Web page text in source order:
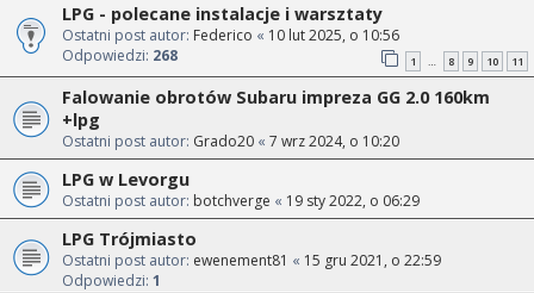
LPG - polecane instalacje i warsztaty
Ostatni post autor: Federico « 10 lut 2025, o 10:56
Odpowiedzi: 268 1 … 8 9 10 11
Falowanie obrotów Subaru impreza GG 2.0 160km
+lpg
Ostatni post autor: Grado20 « 7 wrz 2024, o 10:20
LPG w Levorgu
Ostatni post autor: botchverge « 19 sty 2022, o 06:29
LPG Trójmiasto
Ostatni post autor: ewenement81 « 15 gru 2021, o 22:59
Odpowiedzi: 1